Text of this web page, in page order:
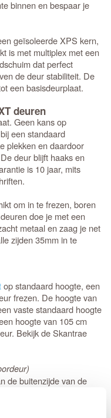
binnen en bespaar je
geïsoleerde XPS kern,
is met multiplex met een
dat perfect
de deur stabiliteit. De
een basisdeurplaat.
deuren
Geen kans op
een standaard
plekken en daardoor
deur blijft haaks en
is 10 jaar, mits
om in te frezen, boren
doe je met een
metaal en zaag je net
zijden 35mm in te
op standaard hoogte, een
frezen. De hoogte van
vaste standaard hoogte
hoogte van 105 cm
Bekijk de Skantrae
de buitenzijde van de
meestal geplaatst